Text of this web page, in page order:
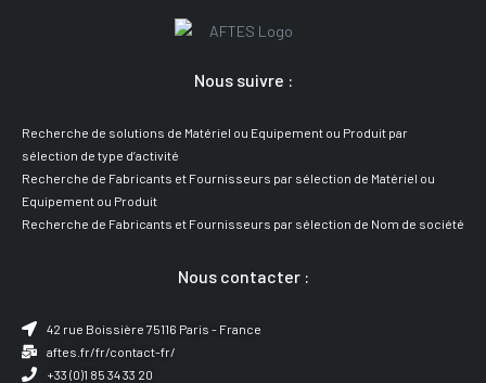
Nous suivre :
Recherche de solutions de Matériel ou Equipement ou Produit par
sélection de type d’activité
Recherche de Fabricants et Fournisseurs par sélection de Matériel ou
Equipement ou Produit
Recherche de Fabricants et Fournisseurs par sélection de Nom de société
Nous contacter :
42 rue Boissière 75116 Paris - France
aftes.fr/fr/contact-fr/
+33 (0)1 85 34 33 20